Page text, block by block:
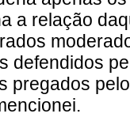
a relação
defendidos
pregados